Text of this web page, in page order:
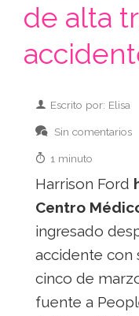
de alta
Escrito por: Elisa
Sin comentarios
1 minuto
Harrison Ford
Centro
ingresado
accidente con
cinco de
fuente a